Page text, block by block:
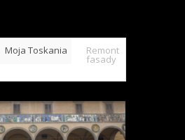
Moja Toskania Remont
fasady